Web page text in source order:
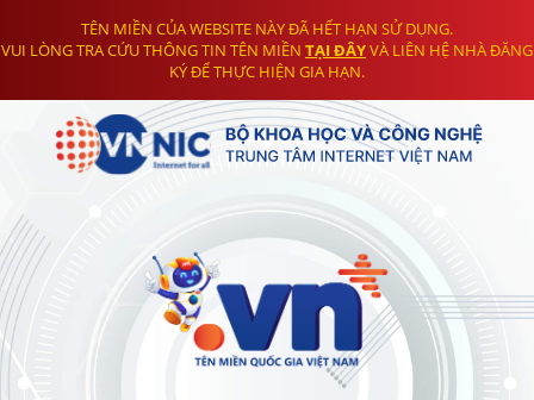
TÊN MIỀN CỦA WEBSITE NÀY ĐÃ HẾT HẠN SỬ DỤNG.
VUI LÒNG TRA CỨU THÔNG TIN TÊN MIỀN TẠI ĐÂYVÀ LIÊN HỆ NHÀ ĐĂNG
KÝ ĐỂ THỰC HIỆN GIA HẠN.